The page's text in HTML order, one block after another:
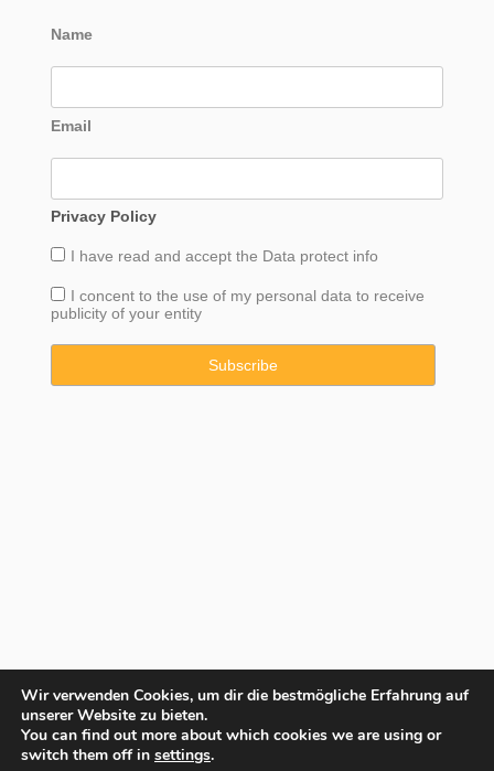
Name
Email
Privacy Policy
I have read and accept the Data protect info
I concent to the use of my personal data to receive
publicity of your entity
Copyright © 2025 Property Consulting Spain By JadeVillas S.L. ·
Rechtshinweis ·Datenschutzhinweise
Wir verwenden Cookies, um dir die bestmögliche Erfahrung auf
unserer Website zu bieten.
You can find out more about which cookies we are using or
switch them off in settings.